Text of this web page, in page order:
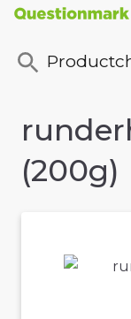
(200g)